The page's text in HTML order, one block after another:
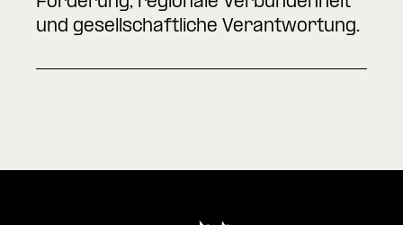
und gesellschaftliche Verantwortung.